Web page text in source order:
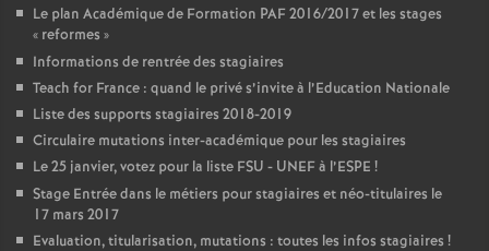
Le plan Académique de Formation PAF2016/2017 et les stages
« reformes »
Informations de rentrée des stagiaires
Teach for France : quand le privé s’invite à l’Education Nationale
Liste des supports stagiaires 2018-2019
Circulaire mutations inter-académique pour les stagiaires
Le 25 janvier, votez pour la liste FSU - UNEFà l’ESPE !
Stage Entrée dans le métiers pour stagiaires et néo-titulaires le
17 mars 2017
Evaluation, titularisation, mutations : toutes les infos stagiaires !